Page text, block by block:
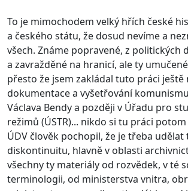
To je mimochodem velký hřích české
a českého státu, že dosud nevíme a
všech. Známe popravené, z politických
a zavražděné na hranicí, ale ty
přesto že jsem zakládal tuto práci ještě
dokumentace a vyšetřování
Václava Bendy a později v Úřadu pro
režimů (ÚSTR)... nikdo si tu práci
ÚDV člověk pochopil, že je třeba
diskontinuitu, hlavně v oblasti
všechny ty materiály od rozvědek, v té
terminologii, od ministerstva vnitra,